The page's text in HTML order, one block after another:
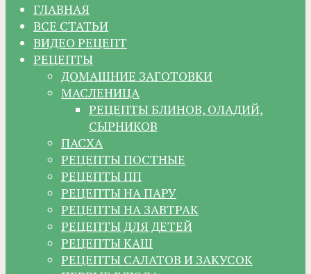
ГЛАВНАЯ
ВСЕ СТАТЬИ
ВИДЕО РЕЦЕПТ
РЕЦЕПТЫ
ДОМАШНИЕ ЗАГОТОВКИ
МАСЛЕНИЦА
РЕЦЕПТЫ БЛИНОВ, ОЛАДИЙ,
СЫРНИКОВ
ПАСХА
РЕЦЕПТЫ ПОСТНЫЕ
РЕЦЕПТЫ ПП
РЕЦЕПТЫ НА ПАРУ
РЕЦЕПТЫ НА ЗАВТРАК
РЕЦЕПТЫ ДЛЯ ДЕТЕЙ
РЕЦЕПТЫ КАШ
РЕЦЕПТЫ САЛАТОВ И ЗАКУСОК